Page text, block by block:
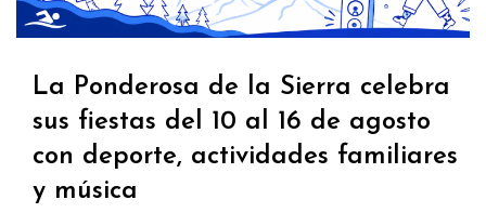
La Ponderosa de la Sierra celebra
sus fiestas del 10 al 16 de agosto
con deporte, actividades familiares
y música